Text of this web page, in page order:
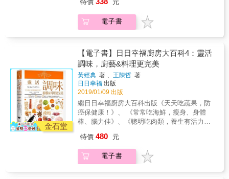
沙拉、飲品、甜點，甚至藝術品的豐美點綴。
柯亞將用天馬行空的創意、無比敏銳的味覺和
靈巧精緻的手藝，帶領大家進入果醬世界！ &
◣特別增錄，榮獲The World&#39;s Original
大賽》雙金大獎、二金、二銀、二銅勳章的白
酒伯爵金棗、威士忌柑橘果醬，以及得到「世
界柑橘類果醬日本大賽」金賞獎的純粹金棗，
達人不藏私的獨門配方。 & ◣56款最in風味果
醬：果醬愛好者的第一選擇，漿果類果醬、低
果膠果醬、柑橘類果醬、花香調果醬、茶香調
果醬、酒香調果醬、香料調果醬、特別訂製類
果醬。堅持使用在地農產品製作果醬，不辭辛
苦跑遍台灣大小農園尋找，只為了使用天然無
毒食材熬出最原始且純粹的一口果醬。自己做
果醬，用新鮮水果，用健康食材，不用化學原
料，沒有人工色素，一切天然無毒，吃得安
心，一年四季都可嘗到自製美味的健康果醬；
自己做果醬，步驟簡單，即便是新手也能作出
鹽、羅望子醬等調香教學，解剖香料與醬料間
的關係，讓你不只單方應用，也懂複方調配。
＊給予香料與食材搭配上的好建議 蒔蘿適合配
濃湯加入鼠尾草或肉豆蔻時味道特別好。香料
可調色、增香、矯臭，不知道怎麼搭配嗎？本
書教你煮出淋漓盡致的味道，並提供如坦都里
烤雞、馬賽濃湯、法國香草束火鍋等經典食
譜。 ＊用天然的植物調味 不論新鮮或乾燥，香
料都是以植物製成，是天然的調味料、除臭劑
與染料。印度咖哩裡鮮豔的黃色，正是薑黃的
功勞；擔心羊肉的騷味，可用迷迭香或薰衣草
茴香、番紅花來試試吧！拋開化學添加，以自
解，從「吃」進展到「品味」 理解香料，就是
理解一個國家對味道的觀點。在三杯雞裡加九
層塔、在剛盛好的麵線撒上香菜，是台灣人慣
史上最完整「調味料」百科鉅作。 由水蛙師、
阿發師、林美慧、梁幼祥、陳嘉謨、黃景龍與
譚艾珍等 22位各方領域專業菁英跨界肯定推
料的種類、使用方法、選購與保存方式， 與最
適合的烹調法，並調製各國風味醬汁， 讓您輕
鬆運用在所有料理上，美味更加分，調出多彩
好滋味！ 廚房與餐桌上總是少不了各種風味與
功能的調味料，缺乏調味料不僅食物少了特別
滋味，同時享用美食的樂趣也將大打折扣，所
以「調味」是所有食物美味的命脈，不同食材
也因為結合不一樣的調味料，才得以展現出豐
富萬變的味道與口感。而大家所困擾的調味料
應該如何選購、開封後如何保存，以及各種調
一一解答，並且呈現多款不同調味料所調製而
成的醬汁，同時也實際應用在每道膾炙人口的
料理點心，讓這些困惑全部迎刃而解，從此您
特價 元
電子書
金石堂
【電子書】日日幸福廚房大百科4：靈活
調味，廚藝&料理更完美
黃經典 著 、 王陳哲 著
日日幸福 出版
2019/01/09 出版
繼日日幸福廚房大百科出版《天天吃蔬果，防
癌保健康！》、 《常常吃海鮮，瘦身、身體
棒、腦力佳》、《聰明吃肉類，養生有活力，
史上最完整「調味料」百科鉅作。 由水蛙師、
阿發師、林美慧、梁幼祥、陳嘉謨、黃景龍與
譚艾珍等 22位各方領域專業菁英跨界肯定推
特價 480 元
電子書